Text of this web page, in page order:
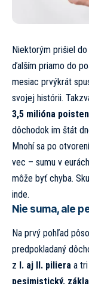
Niektorým prišiel
ďalším priamo do
mesiac prvýkrát
svojej histórii.
3,5 milióna
dôchodok im štát
Mnohí sa po
vec – sumu v
môže byť chyba.
inde.
Nie suma, ale
Na prvý pohľad
predpokladaný
z I. aj II. piliera a
pesimistický,